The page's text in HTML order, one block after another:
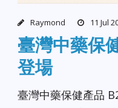
Raymond 11 Jul
臺灣中藥保
登場
臺灣中藥保健產品